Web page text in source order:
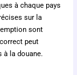
à chaque pays
sur la
sont
peut
à la douane.